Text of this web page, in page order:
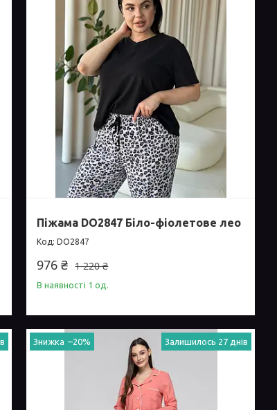
Піжама DO2847 Біло-фіолетове лео
DO2847
1 220 ₴
976 ₴
В наявності 1 од.
–20% Залишилось 27 днів